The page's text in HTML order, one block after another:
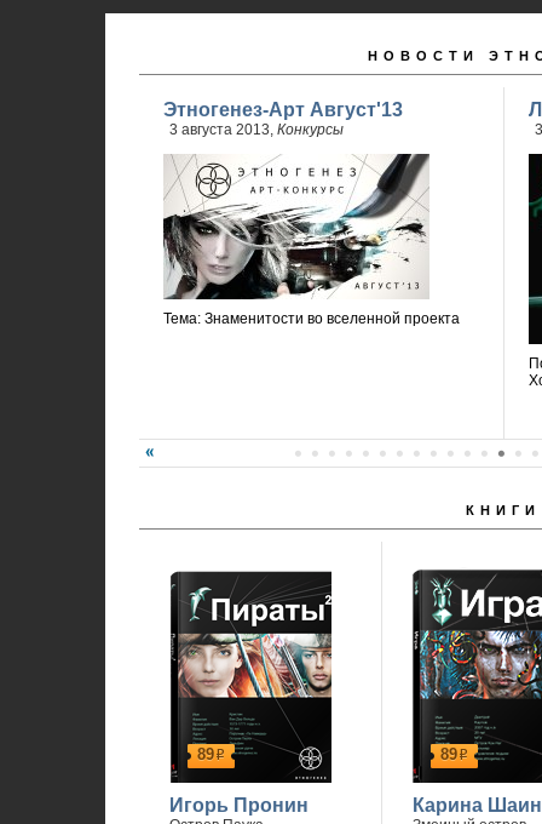
НОВОСТИ
Этногенез-Арт Август'13
3 августа 2013, Конкурсы
Тема: Знаменитости во вселенной проекта
КНИГИ
89р
Игорь Пронин
89р
Карина